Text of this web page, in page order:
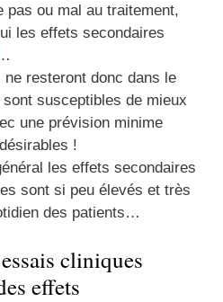
pas ou mal au traitement,
les effets secondaires
resteront donc dans le
susceptibles de mieux
une prévision minime
!
les effets secondaires
sont si peu élevés et très
des patients…
cliniques
effets